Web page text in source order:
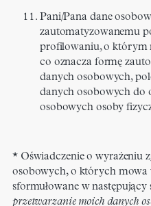
Pani/Pana dane
zautomatyzowanemu
profilowaniu, o którym
co oznacza formę
danych osobowych,
danych osobowych do
osobowych osoby
* Oświadczenie o wyrażeniu
osobowych, o których mowa
sformułowane w następujący
przetwarzanie moich danych